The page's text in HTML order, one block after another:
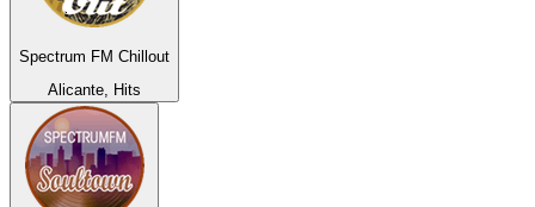
Spectrum FM Chillout
Alicante, Hits